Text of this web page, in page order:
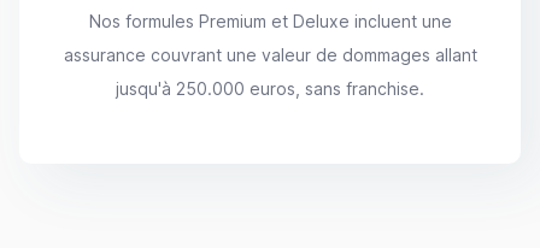
Nos formules Premium et Deluxe incluent une
assurance couvrant une valeur de dommages allant
jusqu'à 250.000 euros, sans franchise.